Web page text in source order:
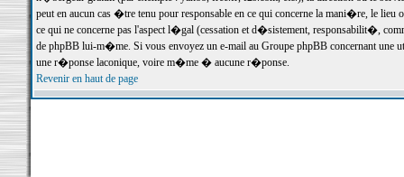
peut en aucun cas �tre tenu pour responsable en ce qui concerne la mani�re, le
ce qui ne concerne pas l'aspect l�gal (cessation et d�sistement, responsabilit�,
de phpBB lui-m�me. Si vous envoyez un e-mail au Groupe phpBB concernant une
une r�ponse laconique, voire m�me � aucune r�ponse.
Revenir en haut de page